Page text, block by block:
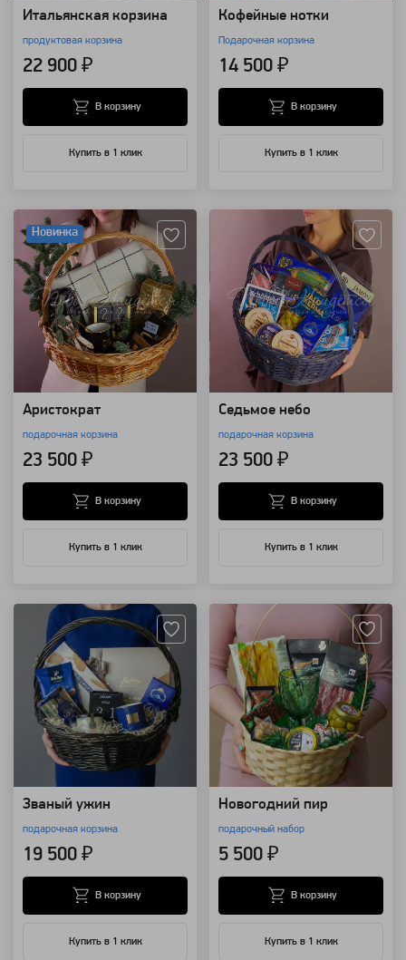
Итальянская корзина
продуктовая корзина
22 900 ₽
Купить в 1 клик
В корзину
Кофейные нотки
Подарочная корзина
14 500 ₽
Купить в 1 клик
В корзину
Новинка
Аристократ
подарочная корзина
23 500 ₽
Купить в 1 клик
В корзину
Седьмое небо
подарочная корзина
23 500 ₽
Купить в 1 клик
В корзину
Званый ужин
подарочная корзина
19 500 ₽
Купить в 1 клик
В корзину
Новогодний пир
подарочный набор
5 500 ₽
Купить в 1 клик
В корзину